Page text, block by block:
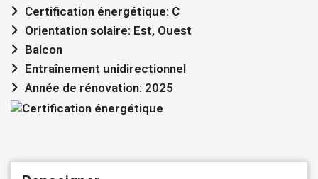
Certification énergétique: C
Orientation solaire: Est, Ouest
Balcon
Entraînement unidirectionnel
Année de rénovation: 2025